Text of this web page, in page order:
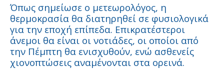
Όπως σημείωσε ο μετεωρολόγος, η
θερμοκρασία θα διατηρηθεί σε φυσιολογικά
για την εποχή επίπεδα. Επικρατέστεροι
άνεμοι θα είναι οι νοτιάδες, οι οποίοι από
την Πέμπτη θα ενισχυθούν, ενώ ασθενείς
χιονοπτώσεις αναμένονται στα ορεινά.